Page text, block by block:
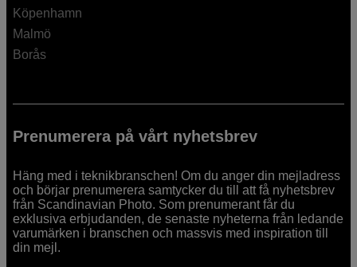
Köpenhamn
Malmö
Borås
Prenumerera på vårt nyhetsbrev
Häng med i teknikbranschen! Om du anger din mejladress
och börjar prenumerera samtycker du till att få nyhetsbrev
från Scandinavian Photo. Som prenumerant får du
exklusiva erbjudanden, de senaste nyheterna från ledande
varumärken i branschen och massvis med inspiration till
din mejl.